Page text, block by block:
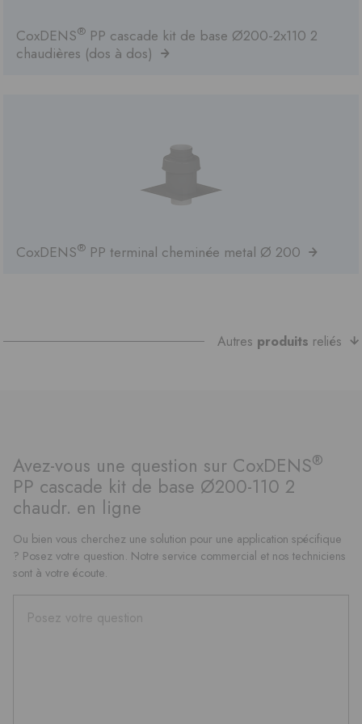
CoxDENS® PP cascade kit de base Ø200-2x110 2
chaudières (dos à dos)
CoxDENS® PP terminal cheminée metal Ø 200
Autres produits reliés
Avez-vous une question sur CoxDENS®
PP cascade kit de base Ø200-110 2
chaudr. en ligne
Ou bien vous cherchez une solution pour une application spécifique
? Posez votre question. Notre service commercial et nos techniciens
sont à votre écoute.